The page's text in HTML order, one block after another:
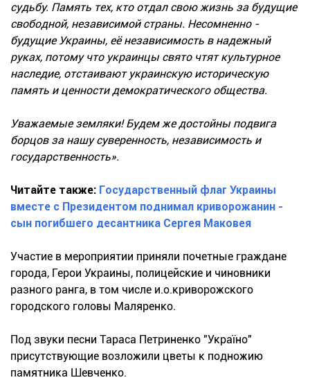
судьбу. Память тех, кто отдал свою жизнь за будущие
свободной, независимой страны. Несомненно -
будущие Украины, её независимость в надежный
руках, потому что украинцы свято чтят культурное
наследие, отстаивают украинскую историческую
память и ценности демократического общества.
Уважаемые земляки! Будем же достойны подвига
борцов за нашу суверенность, независимость и
государственность».
Читайте также: Государственный флаг Украины
вместе с Президентом поднимал криворожанин -
сын погибшего десантника Сергея Маковея
Участие в мероприятии приняли почетные граждане
города, Герои Украины, полицейские и чиновники
разного ранга, в том числе и.о.криворожского
городского головы Маляренко.
Под звуки песни Тараса Петриненко "Україно"
присутствующие возложили цветы к подножию
памятника Шевченко.